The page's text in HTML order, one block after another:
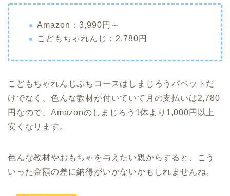
Amazon：3,990円～
こどもちゃれんじ：2,780円
こどもちゃれんじぷちコースはしまじろうパペットだ
けでなく、色んな教材が付いていて月の支払いは2,780
円なので、Amazonのしまじろう1体より1,000円以上
安くなります。
色んな教材やおもちゃを与えたい親からすると、こう
いった金額の差に納得がいかないかもしれませんね。